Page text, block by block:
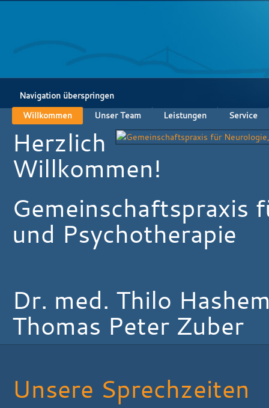
Navigation überspringen
Willkommen
Unser Team Leistungen Service
Herzlich
Willkommen!
Gemeinschaftspraxis
und Psychotherapie
Dr. med. Thilo
Thomas Peter Zuber
Unsere Sprechzeiten